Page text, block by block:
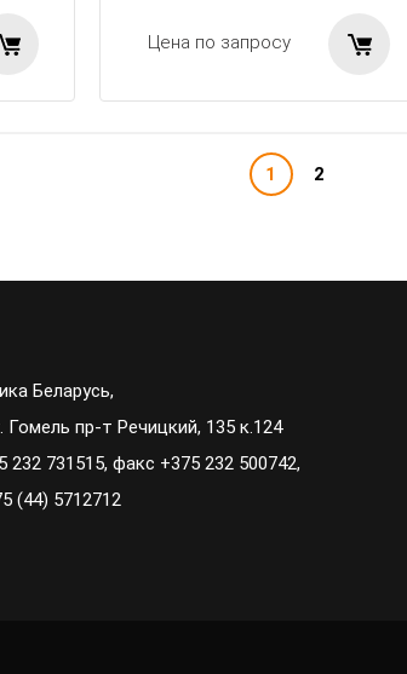
Цена по запросу
1 2
Беларусь,
Гомель пр-т Речицкий, 135 к.124
232 731515, факс +375 232 500742,
(44) 5712712